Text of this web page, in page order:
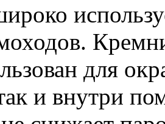
для
и внутри